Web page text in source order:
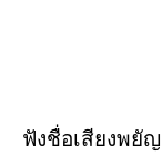
ฟังชื่อเสียงพยั